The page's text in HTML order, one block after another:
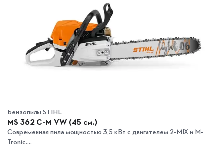
Бензопилы STIHL
MS 362 C-M VW (45 см.)
Современная пила мощностью 3,5 кВт с двигателем 2-MIX и M-
Tronic....